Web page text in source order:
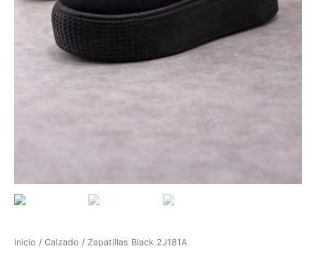
Inicio / Calzado / Zapatillas Black 2J181A